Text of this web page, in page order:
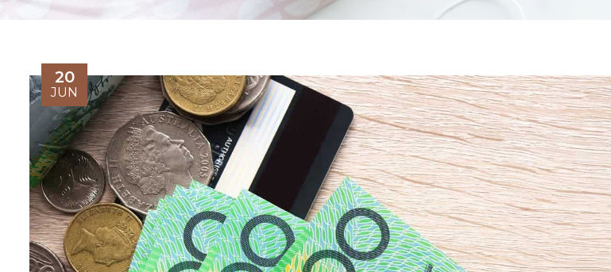
20
JUN